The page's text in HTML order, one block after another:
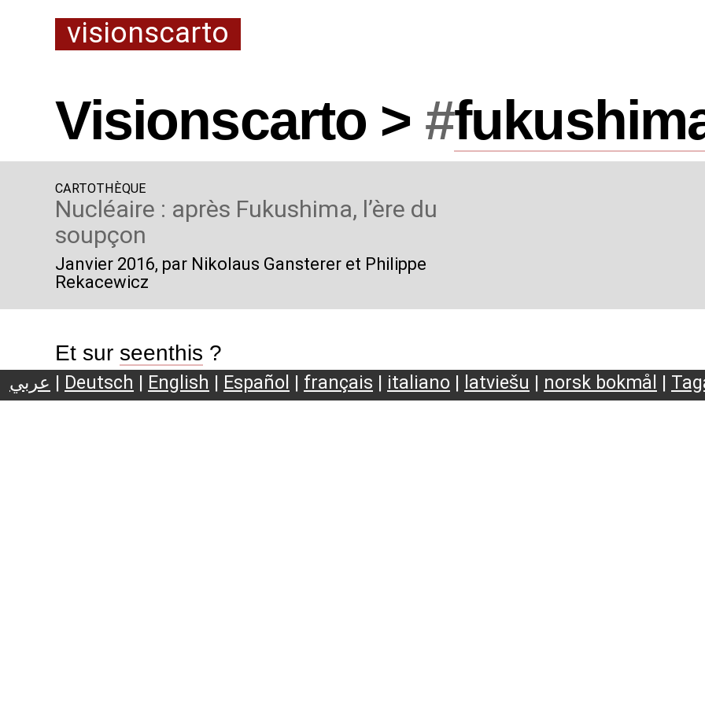
visionscarto
Visionscarto > #
CARTOTHÈQUE
Nucléaire : après Fukushima, l’ère du
soupçon
Janvier 2016, par Nikolaus Gansterer et Philippe
Rekacewicz
Et sur seenthis ?
عربي | Deutsch | English | Español | français | italiano | latviešu | norsk bokmål |